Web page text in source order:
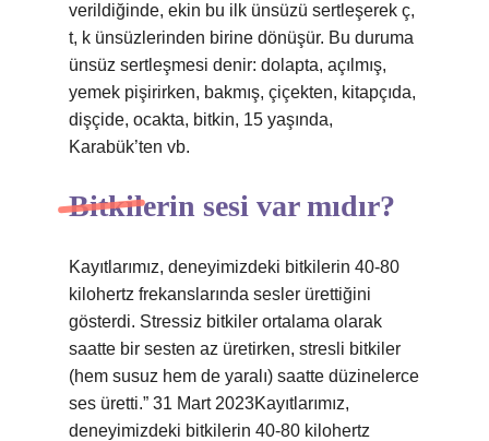
verildiğinde, ekin bu ilk ünsüzü sertleşerek ç,
t, k ünsüzlerinden birine dönüşür. Bu duruma
ünsüz sertleşmesi denir: dolapta, açılmış,
yemek pişirirken, bakmış, çiçekten, kitapçıda,
dişçide, ocakta, bitkin, 15 yaşında,
Karabük’ten vb.
Bitkilerin sesi var mıdır?
Kayıtlarımız, deneyimizdeki bitkilerin 40-80
kilohertz frekanslarında sesler ürettiğini
gösterdi. Stressiz bitkiler ortalama olarak
saatte bir sesten az üretirken, stresli bitkiler
(hem susuz hem de yaralı) saatte düzinelerce
ses üretti.” 31 Mart 2023Kayıtlarımız,
deneyimizdeki bitkilerin 40-80 kilohertz